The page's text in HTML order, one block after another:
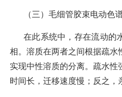
（三）毛细管胶束电动色
在此系统中，存在流动的
相。溶质在两者之间根据疏
实现中性溶质的分离。疏水性
时间长，迁移速度慢；反之，